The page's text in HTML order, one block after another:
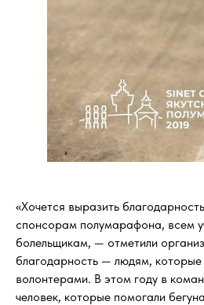
«Хочется выразить
спонсорам полумарафона, всем
болельщикам, — отметили
благодарность — людям, которые
волонтерами. В этом году в
человек, которые помогали